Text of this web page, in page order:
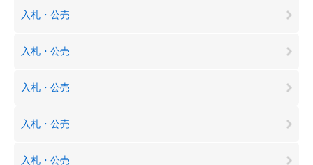
入札・公売
入札・公売
入札・公売
入札・公売
入札・公売